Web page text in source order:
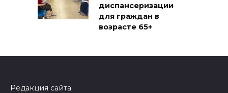
диспансеризации
для граждан в
возрасте 65+
Редакция сайта